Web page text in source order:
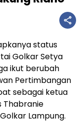
status
Golkar Setya
ikut berubah
Pertimbangan
sebagai ketua
Thabranie
Lampung.